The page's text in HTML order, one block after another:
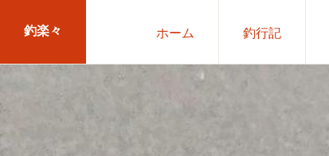
primary
navigation
main
釣楽々
水・
ホーム 釣行記